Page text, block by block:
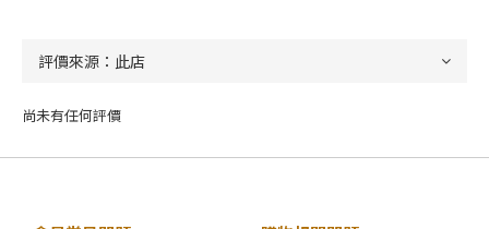
尚未有任何評價